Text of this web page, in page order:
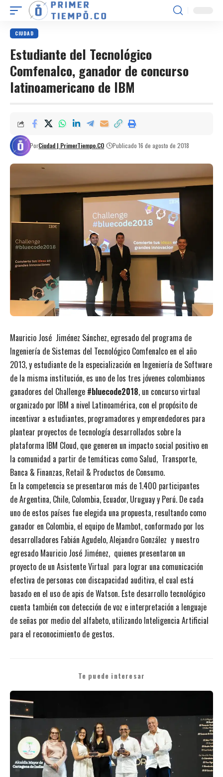
CIUDAD
Estudiante del Tecnológico
Comfenalco, ganador de concurso
latinoamericano de IBM
PorCiudad | PrimerTiempo.CO Publicado 16 de agosto de 2018
Mauricio José Jiménez Sánchez, egresado del programa de
Ingeniería de Sistemas del Tecnológico Comfenalco en el año
2013, y estudiante de la especialización en Ingeniería de Software
de la misma institución, es uno de los tres jóvenes colombianos
ganadores del Challenge #bluecode2018, un concurso virtual
organizado por IBM a nivel Latinoamérica, con el propósito de
incentivar a estudiantes, programadores y emprendedores para
plantear proyectos de tecnología desarrollados sobre la
plataforma IBM Cloud, que generen un impacto social positivo en
la comunidad a partir de temáticas como Salud, Transporte,
Banca & Finanzas, Retail & Productos de Consumo.
En la competencia se presentaron más de 1.400 participantes
de Argentina, Chile, Colombia, Ecuador, Uruguay y Perú. De cada
uno de estos países fue elegida una propuesta, resultando como
ganador en Colombia, el equipo de Mambot, conformado por los
desarrolladores Fabián Agudelo, Alejandro González y nuestro
egresado Mauricio José Jiménez, quienes presentaron un
proyecto de un Asistente Virtual para lograr una comunicación
efectiva de personas con discapacidad auditiva, el cual está
basado en el uso de apis de Watson. Este desarrollo tecnológico
cuenta también con detección de voz e interpretación a lenguaje
de señas por medio del alfabeto, utilizando Inteligencia Artificial
para el reconocimiento de gestos.
Te puede interesar